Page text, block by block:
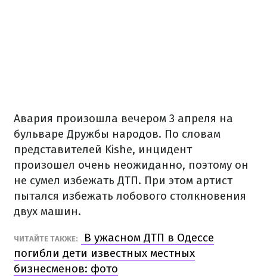
Авария произошла вечером 3 апреля на
бульваре Дружбы народов. По словам
представителей Kishe, инцидент
произошел очень неожиданно, поэтому он
не сумел избежать ДТП. При этом артист
пытался избежать лобового столкновения
двух машин.
ЧИТАЙТЕ ТАКЖЕ:
В ужасном ДТП в Одессе
погибли дети известных местных
бизнесменов: фото